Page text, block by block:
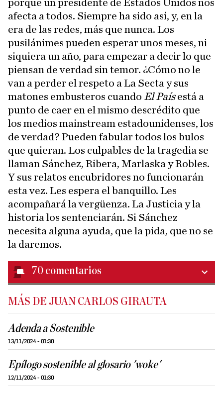
porque un presidente de Estados Unidos nos
afecta a todos. Siempre ha sido así, y, en la
era de las redes, más que nunca. Los
pusilánimes pueden esperar unos meses, ni
siquiera un año, para empezar a decir lo que
piensan de verdad sin temor. ¿Cómo no le
van a perder el respeto a La Secta y sus
matones embusteros cuando El Paísestá a
punto de caer en el mismo descrédito que
los medios mainstream estadounidenses, los
de verdad? Pueden fabular todos los bulos
que quieran. Los culpables de la tragedia se
llaman Sánchez, Ribera, Marlaska y Robles.
Y sus relatos encubridores no funcionarán
esta vez. Les espera el banquillo. Les
acompañará la vergüenza. La Justicia y la
historia los sentenciarán. Si Sánchez
necesita alguna ayuda, que la pida, que no se
la daremos.
70 comentarios
MÁS DE JUAN CARLOS GIRAUTA
Adenda a Sostenible
13/11/2024 - 01:30
Epílogo sostenible al glosario 'woke'
12/11/2024 - 01:30